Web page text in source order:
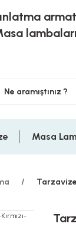
lambaları
Masa